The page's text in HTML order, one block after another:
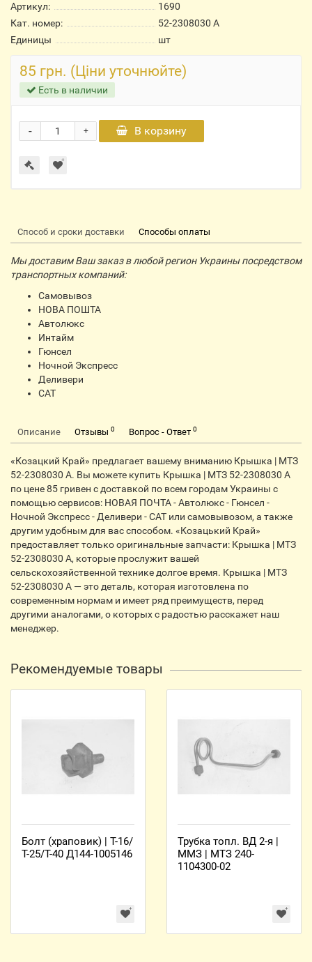
Артикул:
1690
Кат. номер:
52-2308030 А
Единицы
шт
85 грн. (Ціни уточнюйте)
Есть в наличии
+
- В корзину
Способ и сроки доставки Способы оплаты
Мы доставим Ваш заказ в любой регион Украины посредством
транспортных компаний:
Самовывоз
НОВА ПОШТА
Автолюкс
Интайм
Гюнсел
Ночной Экспресс
Деливери
CАТ
Описание Отзывы 0 Вопрос - Ответ 0
«Козацкий Край» предлагает вашему вниманию Крышка | МТЗ
52-2308030 А. Вы можете купить Крышка | МТЗ 52-2308030 А
по цене 85 гривен с доставкой по всем городам Украины с
помощью сервисов: НОВАЯ ПОЧТА - Автолюкс - Гюнсел -
Ночной Экспресс - Деливери - CАТ или самовывозом, а также
другим удобным для вас способом. «Козацький Край»
предоставляет только оригинальные запчасти: Крышка | МТЗ
52-2308030 А, которые прослужит вашей
сельскохозяйственной технике долгое время. Крышка | МТЗ
52-2308030 А — это деталь, которая изготовлена по
современным нормам и имеет ряд преимуществ, перед
другими аналогами, о которых с радостью расскажет наш
менеджер.
Рекомендуемые товары
Болт (храповик) | Т-16/
Т-25/Т-40 Д144-1005146
Трубка топл. ВД 2-я |
ММЗ | МТЗ 240-
1104300-02